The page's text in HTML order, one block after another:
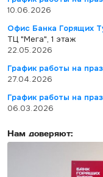
10.06.2026
Офис Банка Горящих
ТЦ "Мега", 1 этаж
22.05.2026
График работы на
27.04.2026
График работы на
06.03.2026
Нам доверяют: